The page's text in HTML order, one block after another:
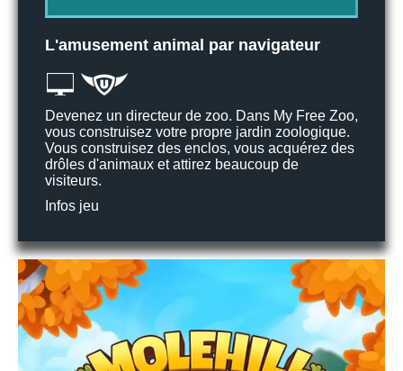
L'amusement animal par navigateur
Devenez un directeur de zoo. Dans My Free Zoo,
vous construisez votre propre jardin zoologique.
Vous construisez des enclos, vous acquérez des
drôles d'animaux et attirez beaucoup de
visiteurs.
Infos jeu